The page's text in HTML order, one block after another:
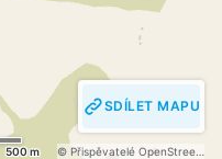
SDÍLET MAPU
500 m